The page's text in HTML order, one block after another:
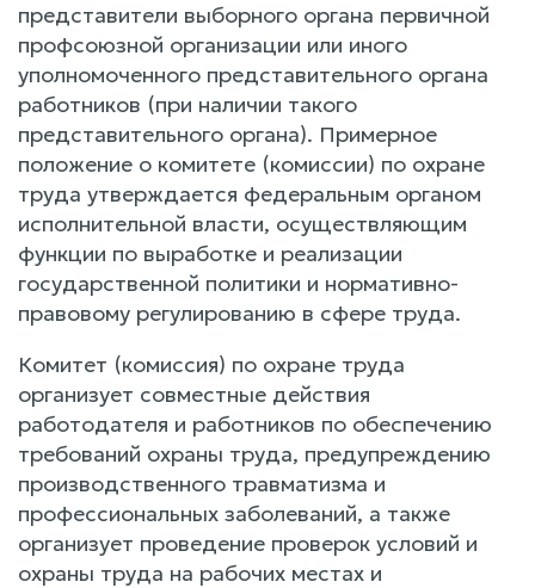
представители выборного органа первичной
профсоюзной организации или иного
уполномоченного представительного органа
работников (при наличии такого
представительного органа). Примерное
положение о комитете (комиссии) по охране
труда утверждается федеральным органом
исполнительной власти, осуществляющим
функции по выработке и реализации
государственной политики и нормативно-
правовому регулированию в сфере труда.
Комитет (комиссия) по охране труда
организует совместные действия
работодателя и работников по обеспечению
требований охраны труда, предупреждению
производственного травматизма и
профессиональных заболеваний, а также
организует проведение проверок условий и
охраны труда на рабочих местах и